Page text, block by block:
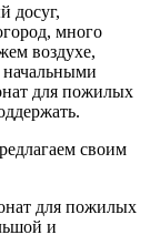
досуг,
много
воздухе,
для пожилых
своим
для пожилых
и